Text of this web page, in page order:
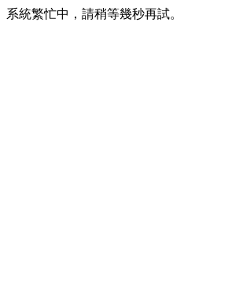
系統繁忙中，請稍等幾秒再試。